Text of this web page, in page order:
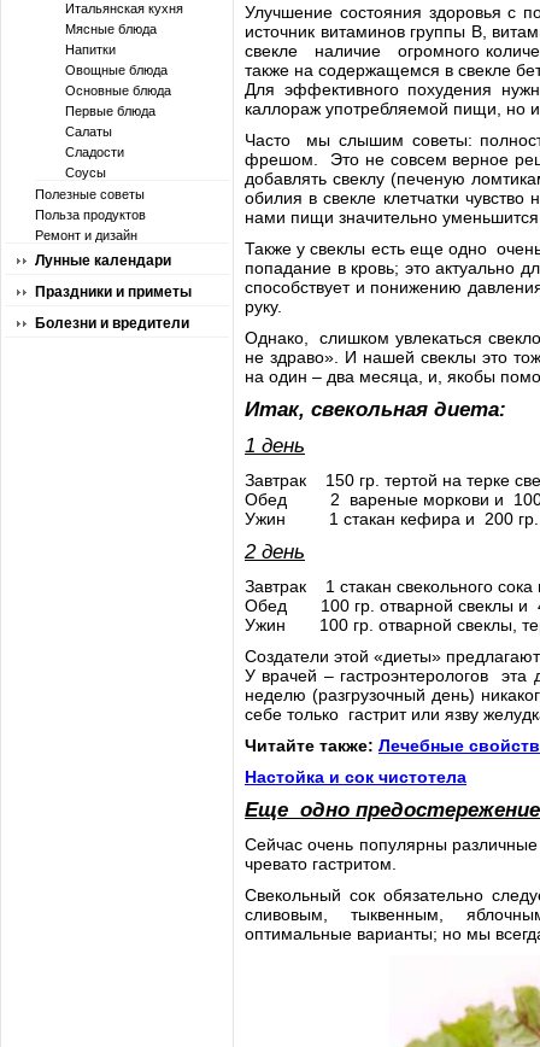
Итальянская кухня
Мясные блюда
Напитки
Овощные блюда
Основные блюда
Первые блюда
Салаты
Сладости
Соусы
Полезные советы
Польза продуктов
Ремонт и дизайн
Лунные календари
Праздники и приметы
Болезни и вредители
Улучшение состояния здоровья с
источник витаминов группы В,
свекле наличие огромного
также на содержащемся в свекле
Для эффективного похудения
каллораж употребляемой пищи, но
Часто мы слышим советы:
фрешом. Это не совсем верное
добавлять свеклу (печеную
обилия в свекле клетчатки
нами пищи значительно
Также у свеклы есть еще одно
попадание в кровь; это актуально
способствует и понижению
руку.
Однако, слишком увлекаться
не здраво». И нашей свеклы это
на один – два месяца, и, якобы
Итак, свекольная диета:
1 день
Завтрак 150 гр. тертой на терке
Обед 2 вареные моркови и 100
Ужин 1 стакан кефира и 200 гр.
2 день
Завтрак 1 стакан свекольного
Обед 100 гр. отварной свеклы и
Ужин 100 гр. отварной свеклы,
Создатели этой «диеты»
У врачей – гастроэнтерологов эта
неделю (разгрузочный день)
себе только гастрит или язву
Читайте также: Лечебные
Настойка и сок чистотела
Еще одно
Сейчас очень популярны
чревато гастритом.
Свекольный сок обязательно
сливовым, тыквенным,
оптимальные варианты; но мы